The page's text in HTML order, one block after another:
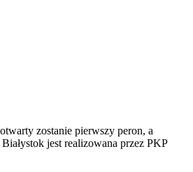
zostanie pierwszy peron, a
jest realizowana przez PKP